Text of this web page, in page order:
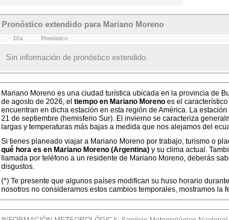
Pronóstico extendido para Mariano Moreno
Día Pronóstico
Sin información de pronóstico extendido.
Mariano Moreno es una ciudad turística ubicada en la provincia de
de agosto de 2026, el tiempo en Mariano Moreno es el
encuentran en dicha estación en esta región de América. La
21 de septiembre (hemisferio Sur). El invierno se caracteriza
largas y temperaturas más bajas a medida que nos alejamos del
Si tienes planeado viajar a Mariano Moreno por trabajo, turismo o
qué hora es en Mariano Moreno (Argentina) y su clima actual.
llamada por teléfono a un residente de Mariano Moreno, deberás
disgustos.
(*) Te presente que algunos países modifican su huso horario
nosotros no consideramos estos cambios temporales, mostramos la